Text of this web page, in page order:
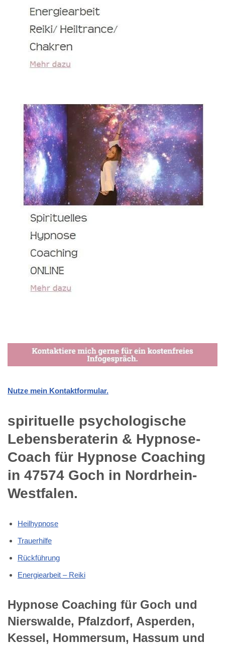
Nutze mein Kontaktformular.
spirituelle psychologische
Lebensberaterin & Hypnose-
Coach für Hypnose Coaching
in 47574 Goch in Nordrhein-
Westfalen.
Heilhypnose
Trauerhilfe
Rückführung
Energiearbeit – Reiki
Hypnose Coaching für Goch und
Nierswalde, Pfalzdorf, Asperden,
Kessel, Hommersum, Hassum und